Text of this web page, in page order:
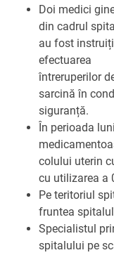
Doi medici
din cadrul
au fost
efectuarea
întreruperilor
sarcină în
siguranță.
În perioada
colului uterin
cu utilizarea a
Pe teritoriul
fruntea
Specialistul
spitalului pe